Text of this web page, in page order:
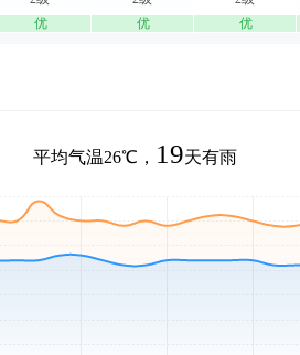
优
优
优
平均气温26℃， 19天有雨